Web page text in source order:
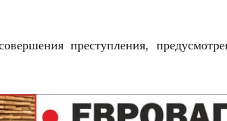
преступления,